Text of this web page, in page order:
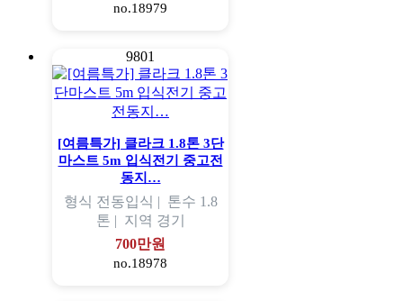
no.18979
9801
[여름특가] 클라크 1.8톤 3단
마스트 5m 입식전기 중고전
동지…
형식 전동입식 | 톤수 1.8
톤 | 지역 경기
700만원
no.18978